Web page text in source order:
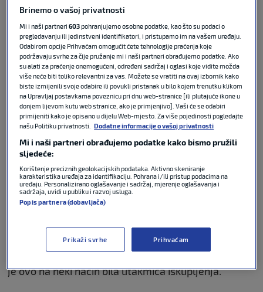
ali je uslijedio preokret. U 30. minuti je izjednačio
Ilija Nestorovski, a 57. minuti jeTomislav Božić
postigao pogodak za vodstvo Slaven Belupa.
Konačnih 2-2 postavio je u 88. minutiMarin
Prekodravac. Slaven Belupo je od 75. minute bio s
igračem manje, jer je zbog drugog žutog kartona
isključenMichael Agbekpornu.
Šibenik je s 12 bodova skočio na šesto mjesto, a
Vodeći Hajduk ima 24 boda, četiri više od Rijeke i
Dinama.
U dvoboju momčadi iz donjeg doma prvenstvene
ljestvice imperativ pobjede bio je na strani
osvojili pet bodova, sve na domaćem terenu.
Šibenčani su pod vodstvom Marka Kartela u
je ovo na neki način bila utakmica iskupljenja.
Brinemo o vašoj privatnosti
Mi i naši partneri603pohranjujemo osobne podatke, kao što su podaci o
pregledavanju ili jedinstveni identifikatori, i pristupamo im na vašem uređaju.
Odabirom opcije Prihvaćam omogućit ćete tehnologije praćenja koje
podržavaju svrhe za čije pružanje mi i naši partneri obrađujemo podatke. Ako
su alati za praćenje onemogućeni, određeni sadržaj i oglasi koje vidite možda
više neće biti toliko relevantni za vas. Možete se vratiti na ovaj izbornik kako
biste izmijenili svoje odabire ili povukli pristanak u bilo kojem trenutku klikom
na Upravljaj postavkama poveznicu pri dnu web-stranice [ili plutajuće ikone u
donjem lijevom kutu web stranice, ako je primjenjivo]. Vaši će se odabiri
primijeniti kako je opisano u dijelu Web-mjesto. Za više pojedinosti pogledajte
našu Politiku privatnosti.
Dodatne informacije o vašoj privatnosti
Mi i naši partneri obrađujemo podatke kako bismo pružili
sljedeće:
Korištenje preciznih geolokacijskih podataka. Aktivno skeniranje
karakteristika uređaja za identifikaciju. Pohrana i/ili pristup podacima na
uređaju. Personalizirano oglašavanje i sadržaj, mjerenje oglašavanja i
sadržaja, uvidi u publiku i razvoj usluga.
Popis partnera (dobavljača)
Prikaži svrhe Prihvaćam